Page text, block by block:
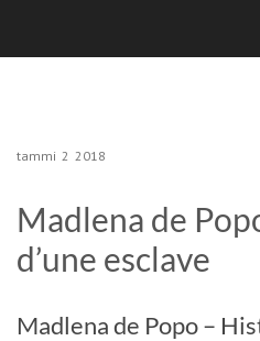
tammi 2 2018
Madlena de
d’une esclave
Madlena de Popo –